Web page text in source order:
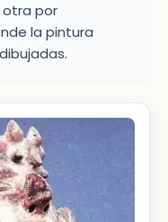
otra por
la pintura